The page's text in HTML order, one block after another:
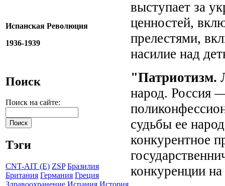
Испанская Революция
1936-1939
Поиск
Поиск на сайте:
Тэги
CNT-AIT (E) ZSP Бразилия
Британия Германия Греция
выступает за
ценностей,
прелестями,
насилие над
"Патриотизм.
народ. Россия
судьбы ее
конкурентное
конкуренции